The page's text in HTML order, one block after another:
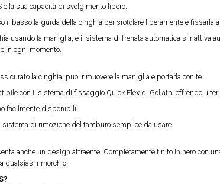
la sua capacità di svolgimento libero.
il basso la guida della cinghia per srotolare liberamente e fissarla
usando la maniglia, e il sistema di frenata automatica si riattiva
in ogni momento.
la cinghia, puoi rimuovere la maniglia e portarla con te.
con il sistema di fissaggio Quick Flex di Goliath, offrendo
facilmente disponibili.
di rimozione del tamburo semplice da usare.
anche un design attraente. Completamente finito in nero con
qualsiasi rimorchio.